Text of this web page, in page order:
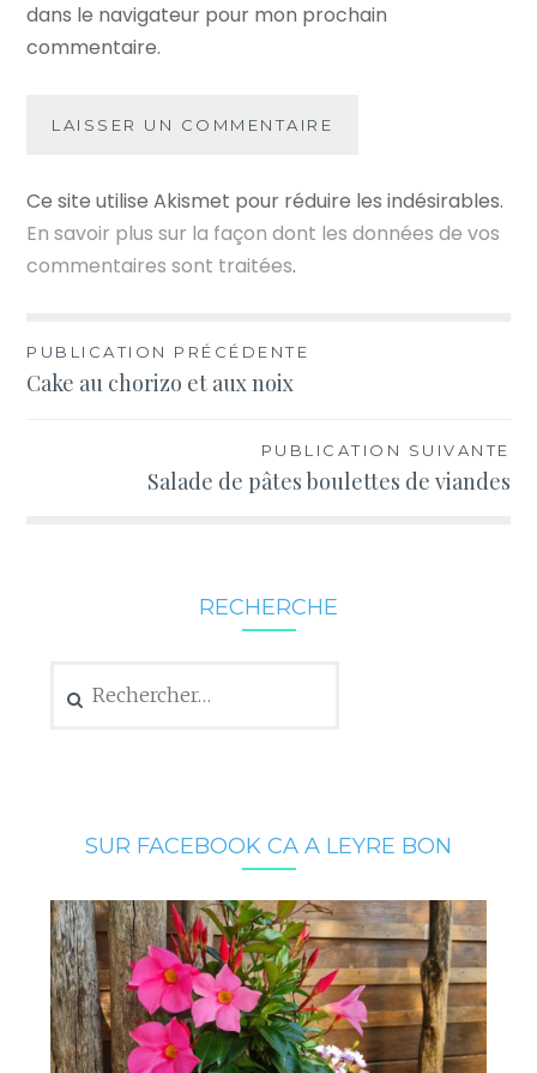
dans le navigateur pour mon prochain
commentaire.
Ce site utilise Akismet pour réduire les indésirables.
En savoir plus sur la façon dont les données de vos
commentaires sont traitées.
Navigation
de
PUBLICATION PRÉCÉDENTE
Cake au chorizo et aux noix
PUBLICATION SUIVANTE
Salade de pâtes boulettes de viandes
RECHERCHE
SUR FACEBOOK CA A LEYRE BON